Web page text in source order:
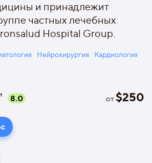
и принадлежит
частных лечебных
Hospital Group.
Нейрохирургия Кардиология
8.0 от$250